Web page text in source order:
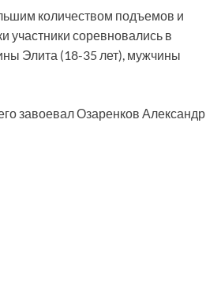
количеством подъемов и
участники соревновались в
Элита (18-35 лет), мужчины
завоевал Озаренков Александр